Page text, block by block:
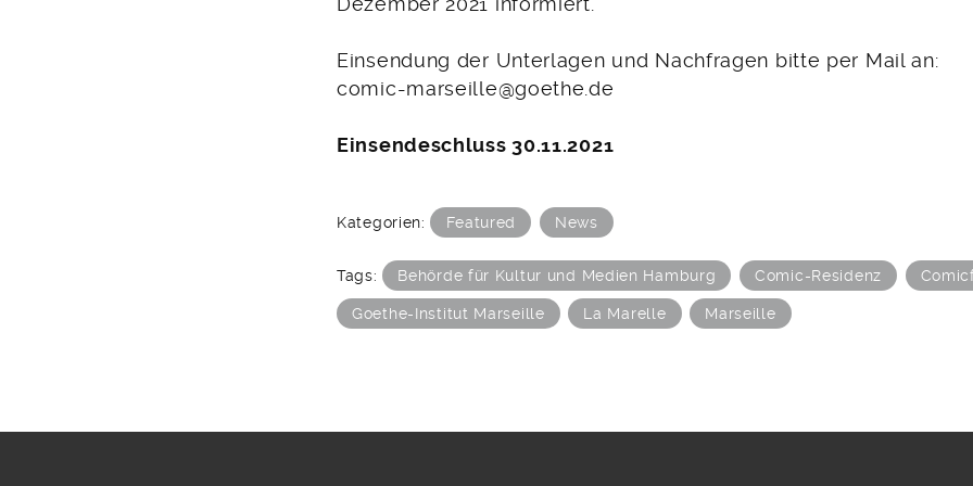
Dezember 2021 informiert.
Einsendung der Unterlagen und Nachfragen bitte per Mail an:
comic-marseille@goethe.de
Einsendeschluss 30.11.2021
Kategorien: Featured News
Tags: Behörde für Kultur und Medien Hamburg Comic-Residenz
Goethe-Institut Marseille La Marelle Marseille